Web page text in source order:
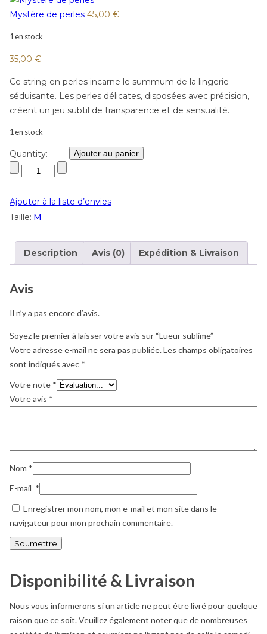
Mystère de perles 45,00 €
1 en stock
35,00 €
Ce string en perles incarne le summum de la lingerie
séduisante. Les perles délicates, disposées avec précision,
créent un jeu subtil de transparence et de sensualité.
1 en stock
Quantity: Ajouter au panier
Ajouter à la liste d’envies
Taille: M
Description Avis (0) Expédition & Livraison
Avis
Il n’y a pas encore d’avis.
Soyez le premier à laisser votre avis sur “Lueur sublime”
Votre adresse e-mail ne sera pas publiée.Les champs obligatoires
sont indiqués avec *
Votre note *
Votre avis *
Nom *
E-mail *
Enregistrer mon nom, mon e-mail et mon site dans le
navigateur pour mon prochain commentaire.
Disponibilité & Livraison
Nous vous informerons si un article ne peut être livré pour quelque
raison que ce soit. Veuillez également noter que de nombreuses